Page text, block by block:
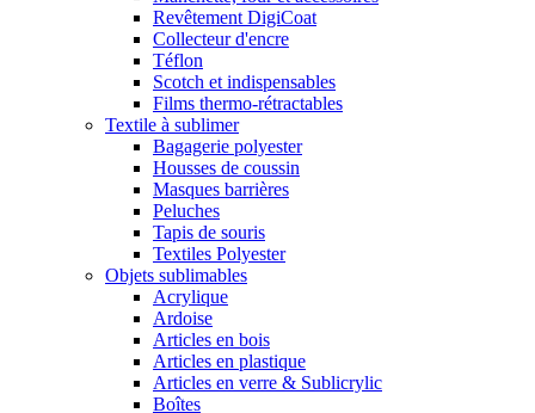
Revêtement DigiCoat
Collecteur d'encre
Téflon
Scotch et indispensables
Films thermo-rétractables
Textile à sublimer
Bagagerie polyester
Housses de coussin
Masques barrières
Peluches
Tapis de souris
Textiles Polyester
Objets sublimables
Acrylique
Ardoise
Articles en bois
Articles en plastique
Articles en verre & Sublicrylic
Boîtes